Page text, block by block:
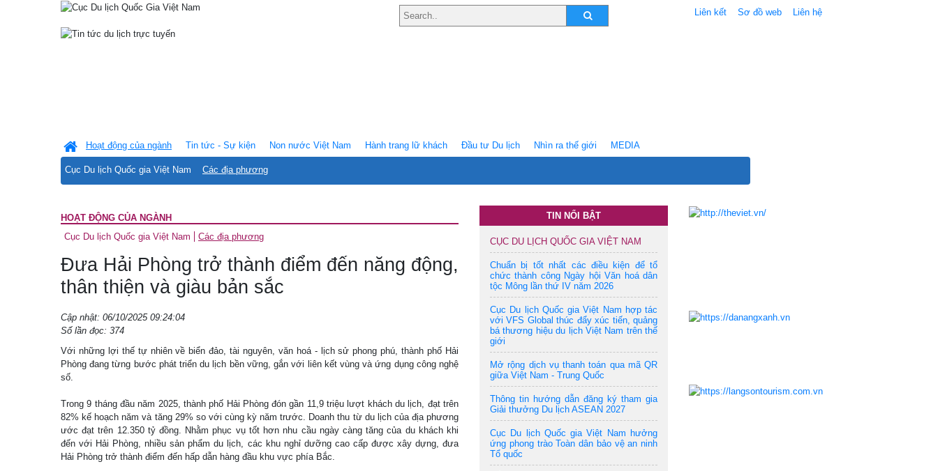
Liên kết Sơ đồ web Liên hệ
Hoạt động của ngành
Cục Du lịch Quốc gia Việt Nam Các địa phương
Tin tức - Sự kiện Non nước Việt Nam Hành trang lữ khách Ðầu tư Du lịch Nhìn ra thế giới MEDIA
HOẠT ĐỘNG CỦA NGÀNH
Cục Du lịch Quốc gia Việt Nam
Các địa phương
Đưa Hải Phòng trở thành điểm đến năng động,
thân thiện và giàu bản sắc
Cập nhật: 06/10/2025 09:24:04
Số lần đọc: 374
Với những lợi thế tự nhiên về biển đảo, tài nguyên, văn hoá - lịch sử phong phú, thành phố Hải
Phòng đang từng bước phát triển du lịch bền vững, gắn với liên kết vùng và ứng dụng công nghệ
số.
Trong 9 tháng đầu năm 2025, thành phố Hải Phòng đón gần 11,9 triệu lượt khách du lịch, đạt trên
82% kế hoạch năm và tăng 29% so với cùng kỳ năm trước. Doanh thu từ du lịch của địa phương
ước đạt trên 12.350 tỷ đồng. Nhằm phục vụ tốt hơn nhu cầu ngày càng tăng của du khách khi
đến với Hải Phòng, nhiều sản phẩm du lịch, các khu nghỉ dưỡng cao cấp được xây dựng, đưa
Hải Phòng trở thành điểm đến hấp dẫn hàng đầu khu vực phía Bắc.
TIN NỔI BẬT
CỤC DU LỊCH QUỐC GIA VIỆT NAM
Chuẩn bị tốt nhất các điều kiện để tổ
chức thành công Ngày hội Văn hoá dân
tộc Mông lần thứ IV năm 2026
Cục Du lịch Quốc gia Việt Nam hợp tác
với VFS Global thúc đẩy xúc tiến, quảng
bá thương hiệu du lịch Việt Nam trên thế
giới
Mở rộng dịch vụ thanh toán qua mã QR
giữa Việt Nam - Trung Quốc
Thông tin hướng dẫn đăng ký tham gia
Giải thưởng Du lịch ASEAN 2027
Cục Du lịch Quốc gia Việt Nam hưởng
ứng phong trào Toàn dân bảo vệ an ninh
Tổ quốc